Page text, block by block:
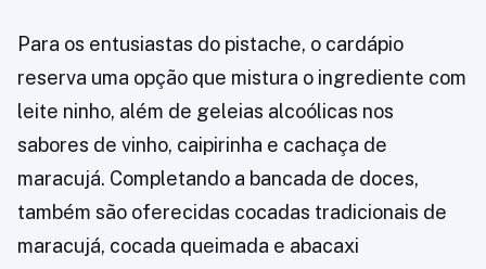
Para os entusiastas do pistache, o cardápio
reserva uma opção que mistura o ingrediente com
leite ninho, além de geleias alcoólicas nos
sabores de vinho, caipirinha e cachaça de
maracujá. Completando a bancada de doces,
também são oferecidas cocadas tradicionais de
maracujá, cocada queimada e abacaxi